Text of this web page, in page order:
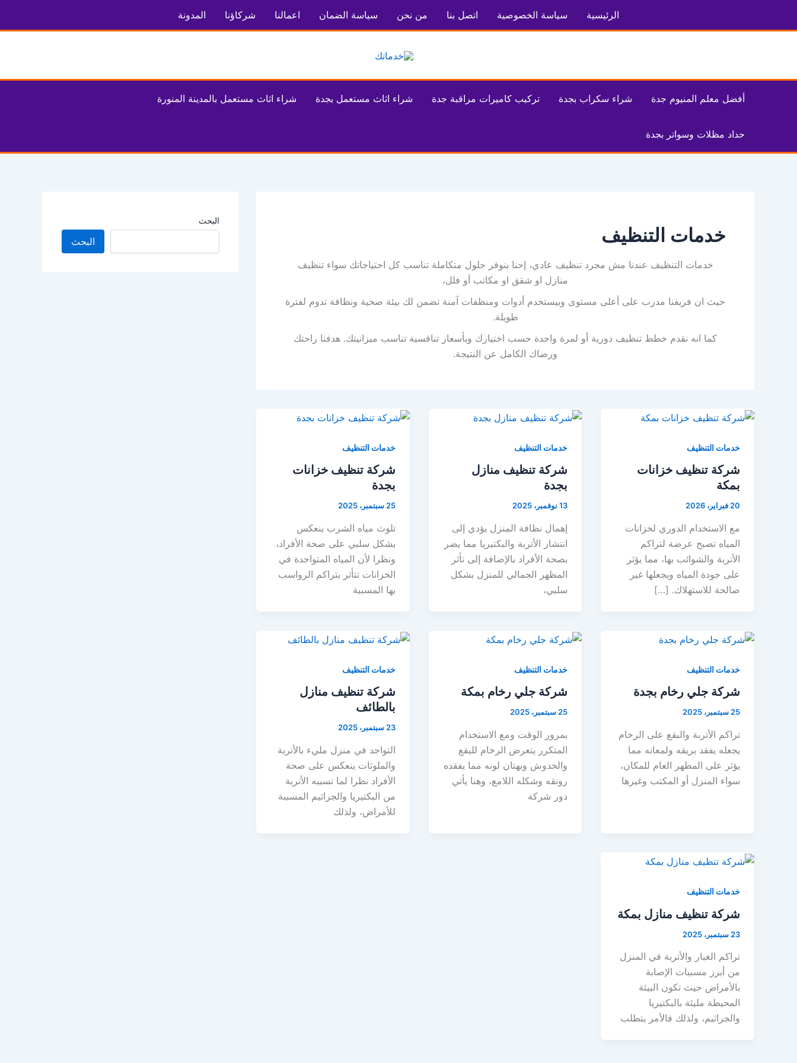
الرئيسية سياسة الخصوصية اتصل بنا من نحن سياسة الضمان اعمالنا شركاؤنا المدونة
أفضل معلم المنيوم جدة شراء سكراب بجدة تركيب كاميرات مراقبة جدة شراء اثاث مستعمل بجدة شراء اثاث مستعمل بالمدينة المنورة
حداد مظلات وسواتر بجدة
خدمات التنظيف
خدمات التنظيف عندنا مش مجرد تنظيف عادي، إحنا بنوفر حلول متكاملة تناسب كل احتياجاتك سواء تنظيف
منازل او شقق او مكاتب أو فلل،
حيث ان فريقنا مدرب على أعلى مستوى وبيستخدم أدوات ومنظفات آمنة تضمن لك بيئة صحية ونظافة تدوم لفترة
طويلة.
كما انه نقدم خطط تنظيف دورية أو لمرة واحدة حسب اختيارك وبأسعار تنافسية تناسب ميزانيتك. هدفنا راحتك
ورضاك الكامل عن النتيجة.
خدمات التنظيف
شركة تنظيف خزانات
بمكة
20 فبراير، 2026
مع الاستخدام الدوري لخزانات
المياه تصبح عرضة لتراكم
الأتربة والشوائب بها، مما يؤثر
على جودة المياه ويجعلها غير
صالحة للاستهلاك. […]
خدمات التنظيف
شركة تنظيف منازل
بجدة
13 نوفمبر، 2025
إهمال نظافة المنزل يؤدي إلى
انتشار الأتربة والبكتيريا مما يضر
بصحة الأفراد بالإضافة إلى تأثر
المظهر الجمالي للمنزل بشكل
سلبي،
خدمات التنظيف
شركة تنظيف خزانات
بجدة
25 سبتمبر، 2025
تلوث مياه الشرب ينعكس
بشكل سلبي على صحة الأفراد،
ونظرا لأن المياه المتواجدة في
الخزانات تتأثر بتراكم الرواسب
بها المسببة
خدمات التنظيف
شركة جلي رخام بجدة
25 سبتمبر، 2025
تراكم الأتربة والبقع على الرخام
يجعله يفقد بريقه ولمعانه مما
يؤثر على المظهر العام للمكان،
سواء المنزل أو المكتب وغيرها
خدمات التنظيف
شركة جلي رخام بمكة
25 سبتمبر، 2025
بمرور الوقت ومع الاستخدام
المتكرر يتعرض الرخام للبقع
والخدوش وبهتان لونه مما يفقده
رونقه وشكله اللامع، وهنا يأتي
دور شركة
خدمات التنظيف
شركة تنظيف منازل
بالطائف
23 سبتمبر، 2025
التواجد في منزل مليء بالأتربة
والملوثات ينعكس على صحة
الأفراد نظرا لما تسببه الأتربة
من البكتيريا والجراثيم المسببة
للأمراض، ولذلك
خدمات التنظيف
شركة تنظيف منازل بمكة
23 سبتمبر، 2025
تراكم الغبار والأتربة في المنزل
من أبرز مسببات الإصابة
بالأمراض حيث تكون البيئة
المحيطة مليئة بالبكتيريا
والجراثيم، ولذلك فالأمر يتطلب
البحث
البحث